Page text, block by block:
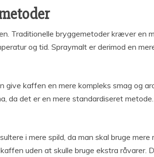
Traditionelle bryggemetoder kræver en
og tid. Spraymalt er derimod en
kaffen en mere kompleks smag og
da det er en mere standardiseret
i mere spild, da man skal bruge mere
uden at skulle bruge ekstra råvarer.